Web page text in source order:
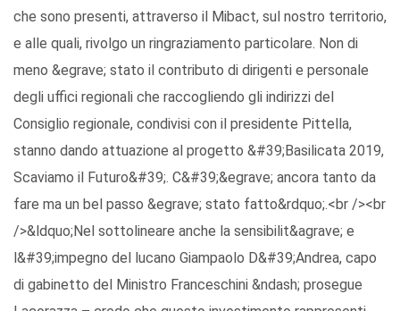
che sono presenti, attraverso il Mibact, sul nostro territorio,
e alle quali, rivolgo un ringraziamento particolare. Non di
meno &egrave; stato il contributo di dirigenti e personale
degli uffici regionali che raccogliendo gli indirizzi del
Consiglio regionale, condivisi con il presidente Pittella,
stanno dando attuazione al progetto &#39;Basilicata 2019,
Scaviamo il Futuro&#39;. C&#39;&egrave; ancora tanto da
fare ma un bel passo &egrave; stato fatto&rdquo;.<br /><br
/>&ldquo;Nel sottolineare anche la sensibilit&agrave; e
l&#39;impegno del lucano Giampaolo D&#39;Andrea, capo
di gabinetto del Ministro Franceschini &ndash; prosegue